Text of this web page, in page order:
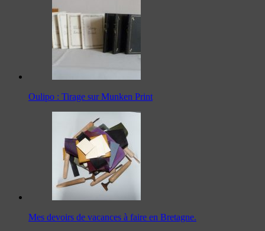
Oulipo : Tirage sur Munken Print
Mes devoirs de vacances à faire en Bretagne.